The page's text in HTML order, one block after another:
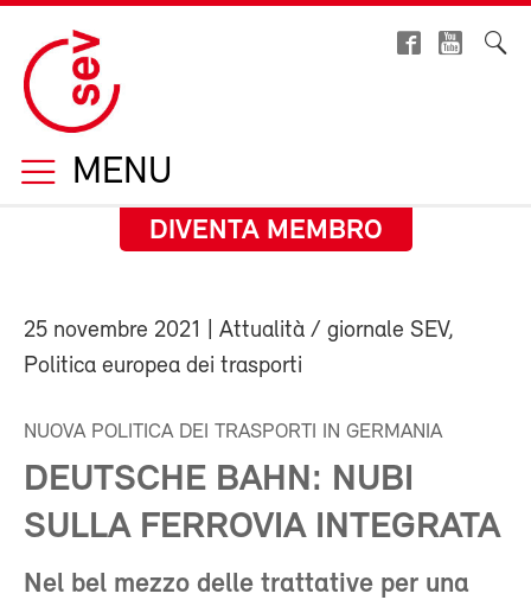
MENU
DIVENTA MEMBRO
25 novembre 2021
| Attualità / giornale SEV,
Politica europea dei trasporti
NUOVA POLITICA DEI TRASPORTI IN GERMANIA
DEUTSCHE BAHN: NUBI
SULLA FERROVIA INTEGRATA
Nel bel mezzo delle trattative per una